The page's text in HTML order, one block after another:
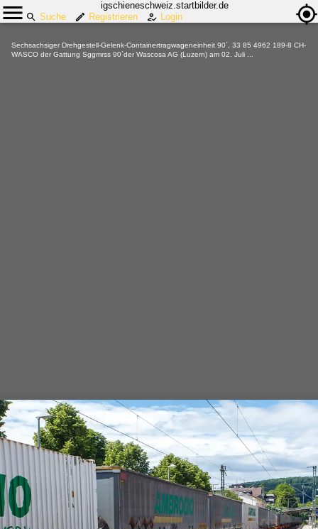
igschieneschweiz.startbilder.de
Suche
Registrieren Login
Sechsachsiger Drehgestell-Gelenk-Containertragwageneinheit 90´, 33 85 4962 189-8 CH-
WASCO der Gattung Sggmrss 90`der Wascosa AG (Luzern) am 02. Juli ...